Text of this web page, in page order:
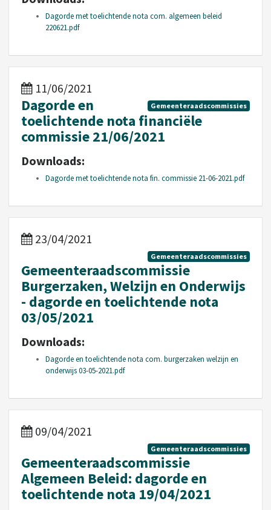
Dagorde met toelichtende nota com. algemeen beleid
220621.pdf
11/06/2021
Gemeenteraadscommissies
Dagorde en
toelichtende nota financiële
commissie 21/06/2021
Downloads:
Dagorde met toelichtende nota fin. commissie 21-06-2021.pdf
23/04/2021
Gemeenteraadscommissies
Gemeenteraadscommissie
Burgerzaken, Welzijn en Onderwijs
- dagorde en toelichtende nota
03/05/2021
Downloads:
Dagorde en toelichtende nota com. burgerzaken welzijn en
onderwijs 03-05-2021.pdf
09/04/2021
Gemeenteraadscommissies
Gemeenteraadscommissie
Algemeen Beleid: dagorde en
toelichtende nota 19/04/2021